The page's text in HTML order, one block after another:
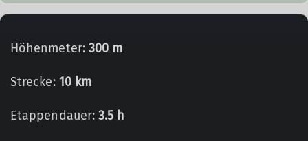
Höhenmeter: 300 m
Strecke: 10 km
Etappendauer:3.5 h